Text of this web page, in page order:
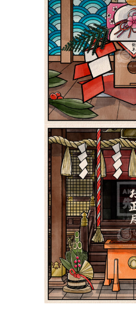
Le
Le Nouvel
お正月 |